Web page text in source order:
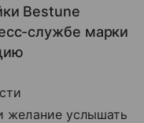
Bestune
службе марки
желание услышать